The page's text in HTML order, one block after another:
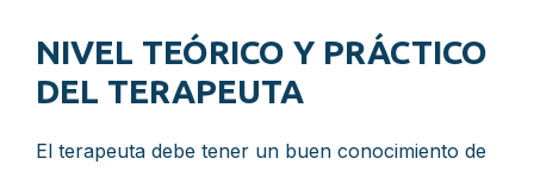
NIVEL TEÓRICO Y PRÁCTICO
DEL TERAPEUTA
El terapeuta debe tener un buen conocimiento de